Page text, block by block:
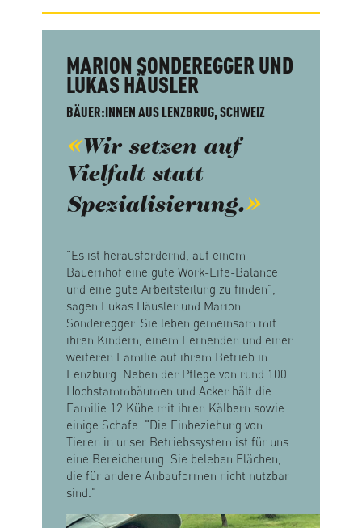
MARION SONDEREGGER UND
LUKAS HÄUSLER
BÄUER:INNEN AUS LENZBRUG, SCHWEIZ
Wir setzen auf
Vielfalt statt
Spezialisierung.
"Es ist herausfordernd, auf einem
Bauernhof eine gute Work-Life-Balance
und eine gute Arbeitsteilung zu finden",
sagen Lukas Häusler und Marion
Sonderegger. Sie leben gemeinsam mit
ihren Kindern, einem Lernenden und einer
weiteren Familie auf ihrem Betrieb in
Lenzburg. Neben der Pflege von rund 100
Hochstammbäumen und Acker hält die
Familie 12 Kühe mit ihren Kälbern sowie
einige Schafe. "Die Einbeziehung von
Tieren in unser Betriebssystem ist für uns
eine Bereicherung. Sie beleben Flächen,
die für andere Anbauformen nicht nutzbar
sind."